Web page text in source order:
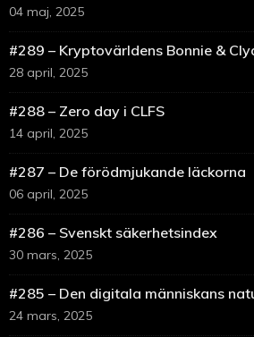
04 maj, 2025
#289 – Kryptovärldens Bonnie &
28 april, 2025
#288 – Zero day i CLFS
14 april, 2025
#287 – De förödmjukande läckorna
06 april, 2025
#286 – Svenskt säkerhetsindex
30 mars, 2025
#285 – Den digitala människans
24 mars, 2025